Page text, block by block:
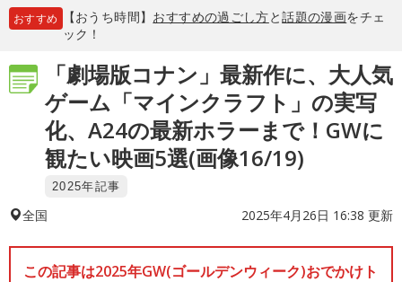
おすすめ 【おうち時間】 おすすめの過ごし方と話題の漫画をチェ
ック！
「劇場版コナン」最新作に、大人気
ゲーム「マインクラフト」の実写
化、A24の最新ホラーまで！GWに
観たい映画5選(画像16/19)
2025年記事
全国 2025年4月26日 16:38 更新
この記事は2025年GW(ゴールデンウィーク)おでかけト